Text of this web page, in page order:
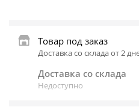
Товар под заказ
Доставка со склада от 2
Доставка со склада
Недоступно